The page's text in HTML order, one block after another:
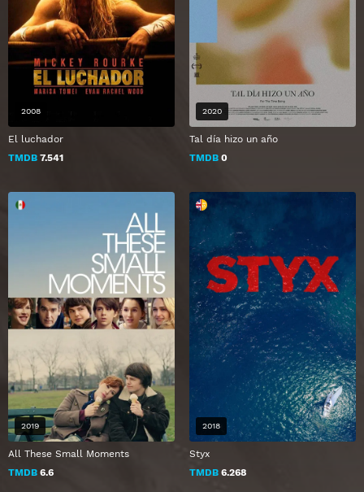
El luchador
TMDB 7.541
2008
Tal día hizo un año
TMDB 0
2020
All These Small Moments
TMDB 6.6
2019
Styx
TMDB 6.268
2018